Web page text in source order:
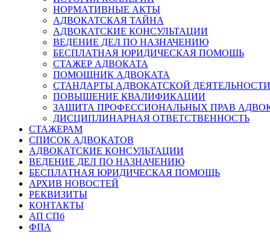
НОРМАТИВНЫЕ АКТЫ
АДВОКАТСКАЯ ТАЙНА
АДВОКАТСКИЕ КОНСУЛЬТАЦИИ
ВЕДЕНИЕ ДЕЛ ПО НАЗНАЧЕНИЮ
БЕСПЛАТНАЯ ЮРИДИЧЕСКАЯ ПОМОЩЬ
СТАЖЕР АДВОКАТА
ПОМОЩНИК АДВОКАТА
СТАНДАРТЫ АДВОКАТСКОЙ ДЕЯТЕЛЬНОСТИ
ПОВЫШЕНИЕ КВАЛИФИКАЦИИ
ЗАЩИТА ПРОФЕССИОНАЛЬНЫХ ПРАВ
ДИСЦИПЛИНАРНАЯ ОТВЕТСТВЕННОСТЬ
СТАЖЕРАМ
СПИСОК АДВОКАТОВ
АДВОКАТСКИЕ КОНСУЛЬТАЦИИ
ВЕДЕНИЕ ДЕЛ ПО НАЗНАЧЕНИЮ
БЕСПЛАТНАЯ ЮРИДИЧЕСКАЯ ПОМОЩЬ
АРХИВ НОВОСТЕЙ
РЕКВИЗИТЫ
КОНТАКТЫ
АП СПб
ФПА